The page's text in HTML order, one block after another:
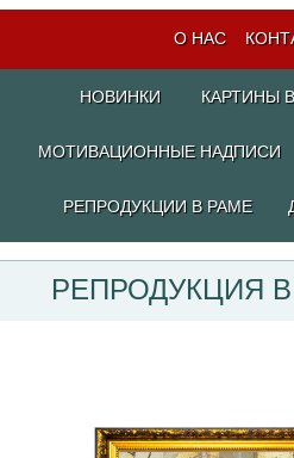
О НАС
НОВИНКИ КАРТИНЫ
МОТИВАЦИОННЫЕ НАДПИСИ
РЕПРОДУКЦИИ В РАМЕ
РЕПРОДУКЦИЯ В